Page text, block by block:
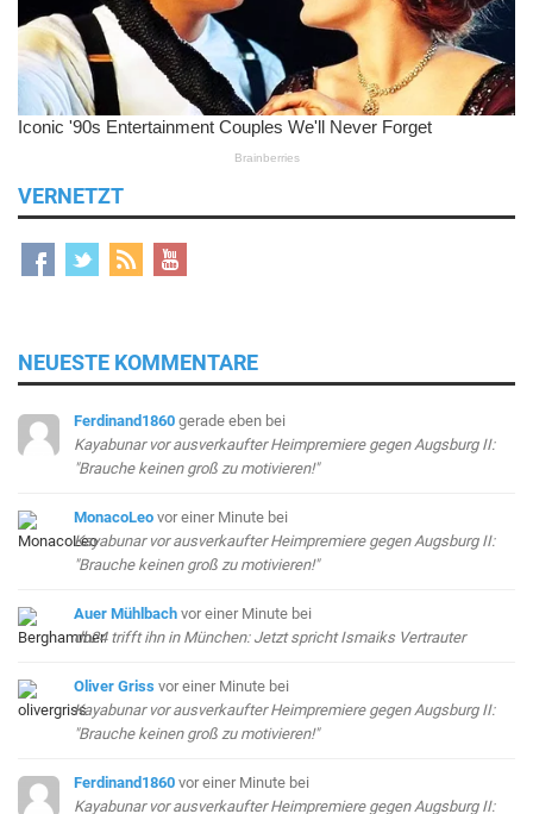
VERNETZT
NEUESTE KOMMENTARE
Ferdinand1860 gerade eben bei
Kayabunar vor ausverkaufter Heimpremiere gegen Augsburg II:
"Brauche keinen groß zu motivieren!"
MonacoLeo vor einer Minute bei
Kayabunar vor ausverkaufter Heimpremiere gegen Augsburg II:
"Brauche keinen groß zu motivieren!"
Auer Mühlbach vor einer Minute bei
db24 trifft ihn in München: Jetzt spricht Ismaiks Vertrauter
Oliver Griss vor einer Minute bei
Kayabunar vor ausverkaufter Heimpremiere gegen Augsburg II:
"Brauche keinen groß zu motivieren!"
Ferdinand1860 vor einer Minute bei
Kayabunar vor ausverkaufter Heimpremiere gegen Augsburg II: